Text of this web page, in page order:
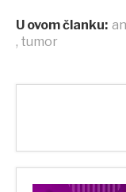
U ovom članku:
, tumor